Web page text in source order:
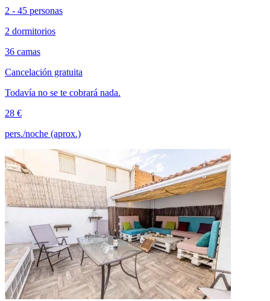
2 - 45 personas
2 dormitorios
36 camas
Cancelación gratuita
Todavía no se te cobrará nada.
28 €
pers./noche (aprox.)